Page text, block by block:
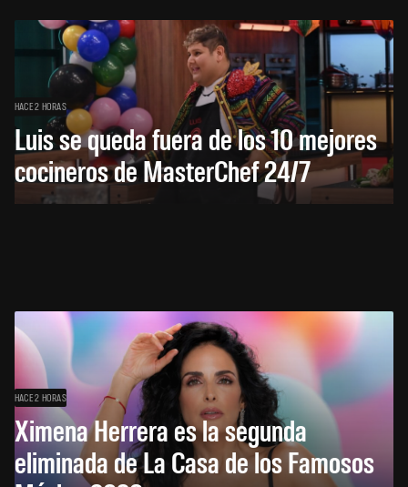
HACE 2 HORAS
Luis se queda fuera de los 10 mejores
cocineros de MasterChef 24/7
HACE 2 HORAS
Ximena Herrera es la segunda
eliminada de La Casa de los Famosos